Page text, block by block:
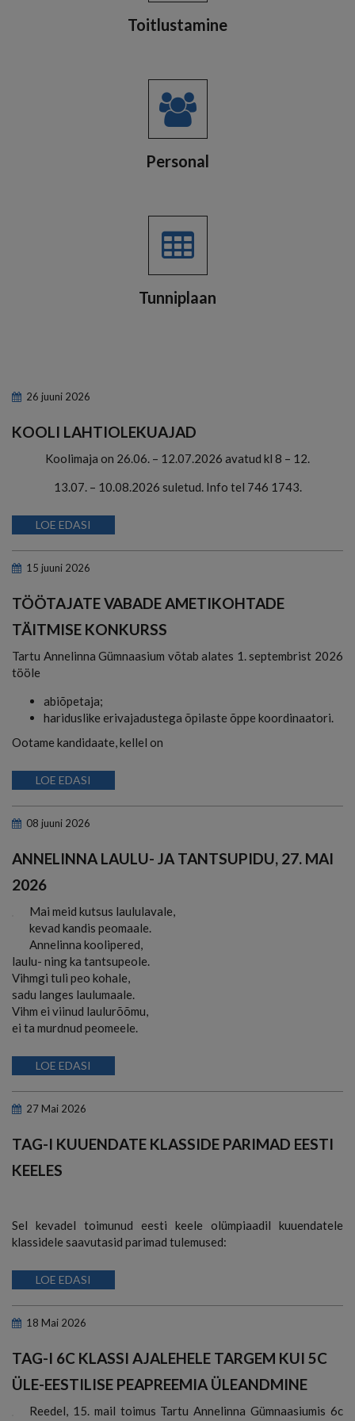
Toitlustamine
Personal
Tunniplaan
26 juuni 2026
KOOLI LAHTIOLEKUAJAD
Koolimaja on 26.06. – 12.07.2026 avatud kl 8 – 12.
13.07. – 10.08.2026 suletud. Info tel 746 1743.
LOE EDASI
15 juuni 2026
TÖÖTAJATE VABADE AMETIKOHTADE
TÄITMISE KONKURSS
Tartu Annelinna Gümnaasium võtab alates 1. septembrist 2026
tööle
abiõpetaja;
hariduslike erivajadustega õpilaste õppe koordinaatori.
Ootame kandidaate, kellel on
LOE EDASI
08 juuni 2026
ANNELINNA LAULU- JA TANTSUPIDU, 27. MAI
2026
Mai meid kutsus laululavale,
kevad kandis peomaale.
Annelinna koolipered,
laulu- ning ka tantsupeole.
Vihmgi tuli peo kohale,
sadu langes laulumaale.
Vihm ei viinud laulurõõmu,
ei ta murdnud peomeele.
LOE EDASI
27 Mai 2026
TAG-I KUUENDATE KLASSIDE PARIMAD EESTI
KEELES
Sel kevadel toimunud eesti keele olümpiaadil kuuendatele
klassidele saavutasid parimad tulemused:
LOE EDASI
18 Mai 2026
TAG-I 6C KLASSI AJALEHELE TARGEM KUI 5C
ÜLE-EESTILISE PEAPREEMIA ÜLEANDMINE
Reedel, 15. mail toimus Tartu Annelinna Gümnaasiumis 6c